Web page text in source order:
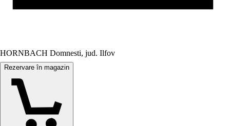
HORNBACH Domnesti, jud. Ilfov
Rezervare în magazin